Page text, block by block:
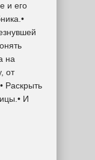
и его
на
от
Раскрыть
И